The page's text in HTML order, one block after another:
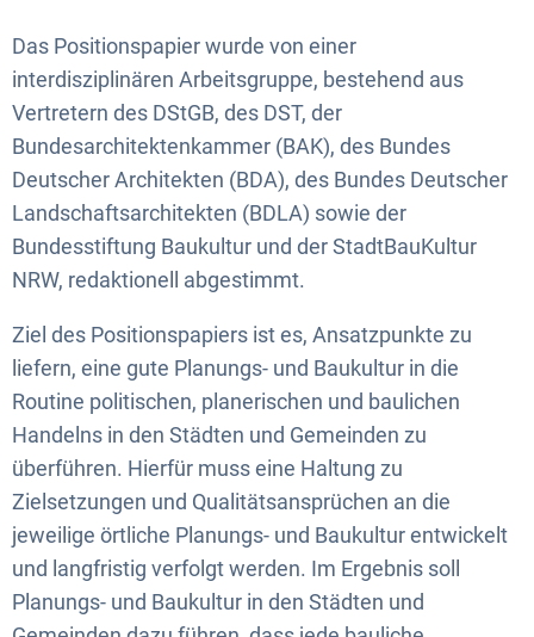
Das Positionspapier wurde von einer
interdisziplinären Arbeitsgruppe, bestehend aus
Vertretern des DStGB, des DST, der
Bundesarchitektenkammer (BAK), des Bundes
Deutscher Architekten (BDA), des Bundes Deutscher
Landschaftsarchitekten (BDLA) sowie der
Bundesstiftung Baukultur und der StadtBauKultur
NRW, redaktionell abgestimmt.
Ziel des Positionspapiers ist es, Ansatzpunkte zu
liefern, eine gute Planungs- und Baukultur in die
Routine politischen, planerischen und baulichen
Handelns in den Städten und Gemeinden zu
überführen. Hierfür muss eine Haltung zu
Zielsetzungen und Qualitätsansprüchen an die
jeweilige örtliche Planungs- und Baukultur entwickelt
und langfristig verfolgt werden. Im Ergebnis soll
Planungs- und Baukultur in den Städten und